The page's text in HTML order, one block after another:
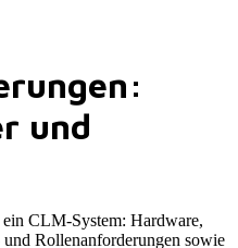
und
CLM-System: Hardware,
Rollenanforderungen sowie